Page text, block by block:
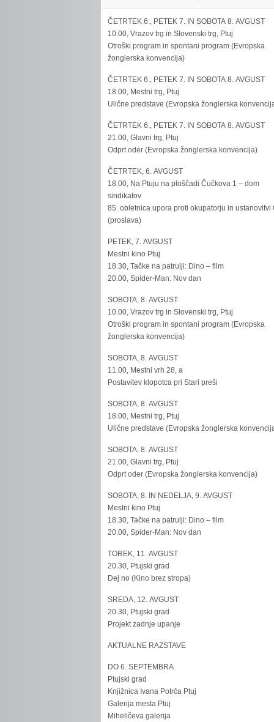
ČETRTEK 6., PETEK 7. IN SOBOTA 8. AVGUST
10.00, Vrazov trg in Slovenski trg, Ptuj
Otroški program in spontani program (Evropska
žonglerska konvencija)
ČETRTEK 6., PETEK 7. IN SOBOTA 8. AVGUST
18.00, Mestni trg, Ptuj
Ulične predstave (Evropska žonglerska
ČETRTEK 6., PETEK 7. IN SOBOTA 8. AVGUST
21.00, Glavni trg, Ptuj
Odprt oder (Evropska žonglerska konvencija)
ČETRTEK, 6. AVGUST
18.00, Na Ptuju na ploščadi Čučkova 1 – dom
sindikatov
85. obletnica upora proti okupatorju in ustanovitvi
(proslava)
PETEK, 7. AVGUST
Mestni kino Ptuj
18.30, Tačke na patrulji: Dino – film
20.00, Spider-Man: Nov dan
SOBOTA, 8. AVGUST
10.00, Vrazov trg in Slovenski trg, Ptuj
Otroški program in spontani program (Evropska
žonglerska konvencija)
SOBOTA, 8. AVGUST
11.00, Mestni vrh 28, a
Postavitev klopotca pri Stari preši
SOBOTA, 8. AVGUST
18.00, Mestni trg, Ptuj
Ulične predstave (Evropska žonglerska
SOBOTA, 8. AVGUST
21.00, Glavni trg, Ptuj
Odprt oder (Evropska žonglerska konvencija)
SOBOTA, 8. IN NEDELJA, 9. AVGUST
Mestni kino Ptuj
18.30, Tačke na patrulji: Dino – film
20.00, Spider-Man: Nov dan
TOREK, 11. AVGUST
20.30, Ptujski grad
Dej no (Kino brez stropa)
SREDA, 12. AVGUST
20.30, Ptujski grad
Projekt zadnje upanje
AKTUALNE RAZSTAVE
DO 6. SEPTEMBRA
Ptujski grad
Knjižnica Ivana Potrča Ptuj
Galerija mesta Ptuj
Miheličeva galerija